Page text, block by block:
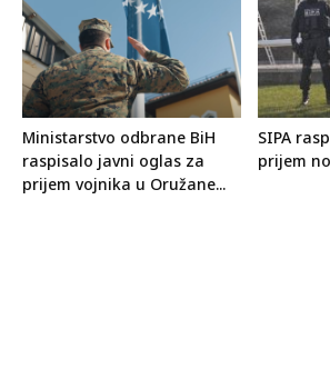
Ministarstvo odbrane BiH
raspisalo javni oglas za
prijem vojnika u Oružane...
SIPA
prijem